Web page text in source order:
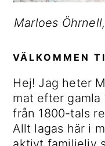
Marloes
VÄLKOMMEN
Hej! Jag heter
mat efter
från 1800-tals
Allt lagas här i